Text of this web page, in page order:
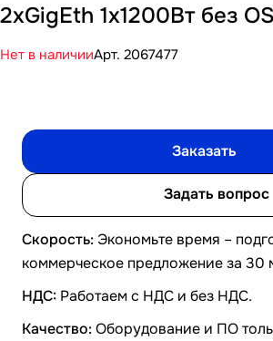
2xGigEth 1x1200Вт без
Нет в наличииАрт. 2067477
Заказать
Задать вопрос
Скорость: Экономьте время –
коммерческое предложение за 30
НДС: Работаем с НДС и без НДС.
Качество:Оборудование и ПО